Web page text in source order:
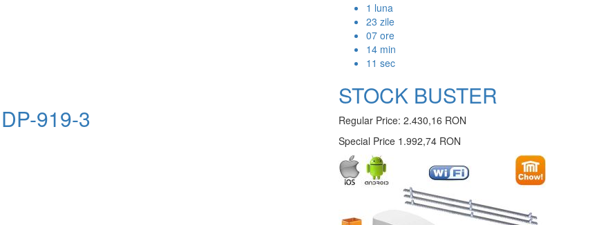
919-3
1 luna
23 zile
07ore
14min
10 sec
STOCK BUSTER
Regular Price: 2.430,16 RON
Special Price 1.992,74 RON